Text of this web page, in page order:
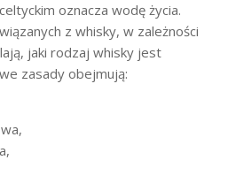
oznacza wodę życia.
z whisky, w zależności
jaki rodzaj whisky jest
zasady obejmują: